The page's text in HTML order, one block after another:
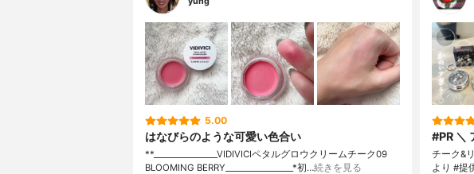
5.00
はなびらのような可愛い色合い
**⁡________________⁡⁡VIDIVICI⁡ペタルグロウクリームチーク09
BLOOMING BERRY⁡_________________*初…続きを見る
#PR ＼
チーク&
より #提